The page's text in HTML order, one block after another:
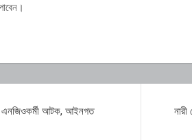
এনজিওকর্মী আটক, আইনগত